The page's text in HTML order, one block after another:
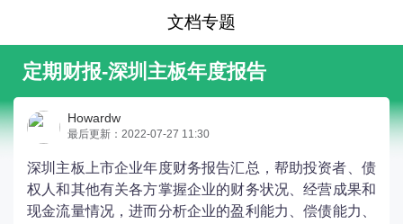
文档专题
定期财报-深圳主板年度报告
Howardw
最后更新：2022-07-27 11:30
深圳主板上市企业年度财务报告汇总，帮助投资者、债
权人和其他有关各方掌握企业的财务状况、经营成果和
现金流量情况，进而分析企业的盈利能力、偿债能力、